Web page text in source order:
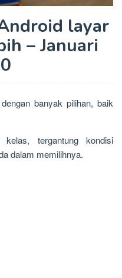
layar
– Januari
banyak pilihan, baik
tergantung kondisi
dalam memilihnya.